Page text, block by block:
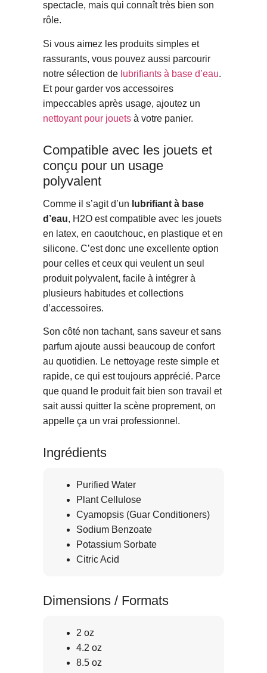
spectacle, mais qui connaît très bien son
rôle.
Si vous aimez les produits simples et
rassurants, vous pouvez aussi parcourir
notre sélection de lubrifiants à base d’eau.
Et pour garder vos accessoires
impeccables après usage, ajoutez un
nettoyant pour jouets à votre panier.
Compatible avec les jouets et
conçu pour un usage
polyvalent
Comme il s’agit d’un lubrifiant à base
d’eau, H2O est compatible avec les jouets
en latex, en caoutchouc, en plastique et en
silicone. C’est donc une excellente option
pour celles et ceux qui veulent un seul
produit polyvalent, facile à intégrer à
plusieurs habitudes et collections
d’accessoires.
Son côté non tachant, sans saveur et sans
parfum ajoute aussi beaucoup de confort
au quotidien. Le nettoyage reste simple et
rapide, ce qui est toujours apprécié. Parce
que quand le produit fait bien son travail et
sait aussi quitter la scène proprement, on
appelle ça un vrai professionnel.
Ingrédients
Purified Water
Plant Cellulose
Cyamopsis (Guar Conditioners)
Sodium Benzoate
Potassium Sorbate
Citric Acid
Dimensions / Formats
2 oz
4.2 oz
8.5 oz